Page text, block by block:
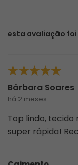
esta avaliação foi
Bárbara Soares
há 2 meses
Top lindo, tecido
super rápida!